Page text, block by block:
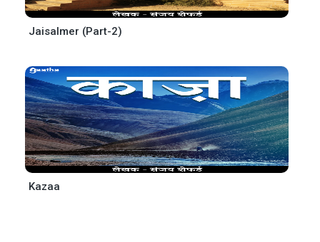
Jaisalmer (Part-2)
Kazaa